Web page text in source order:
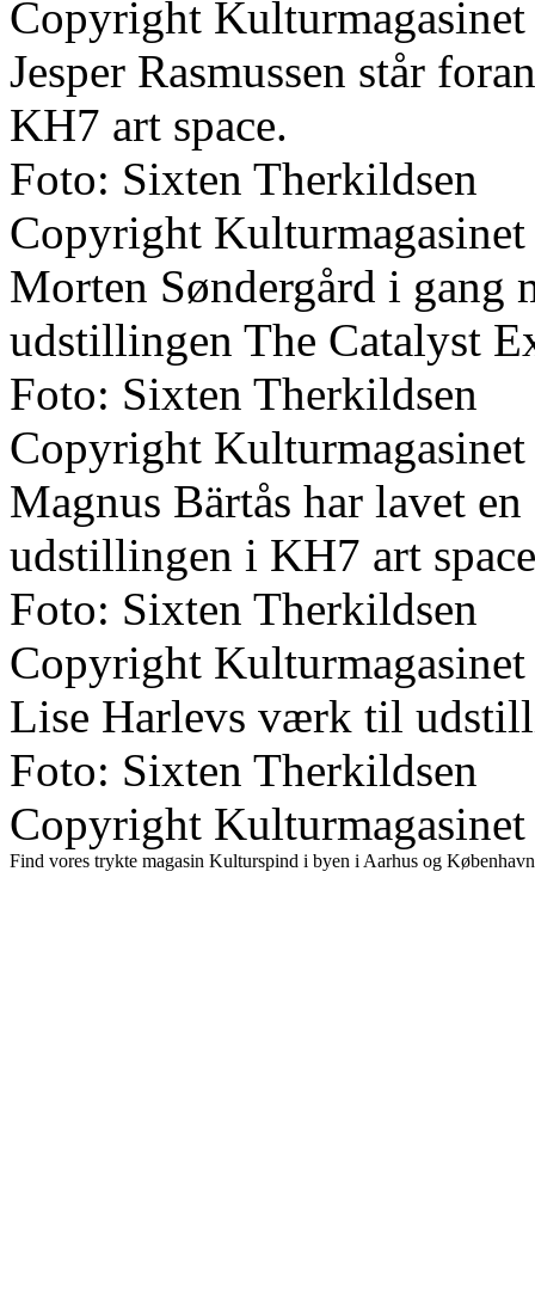
Copyright
Jesper Rasmussen står
KH7 art space.
Foto: Sixten Therkildsen
Copyright
Morten Søndergård i gang
udstillingen The Catalyst
Foto: Sixten Therkildsen
Copyright
Magnus Bärtås har lavet
udstillingen i KH7 art
Foto: Sixten Therkildsen
Copyright
Lise Harlevs værk til
Foto: Sixten Therkildsen
Copyright
Find vores trykte magasin Kulturspind i byen i Aarhus og København